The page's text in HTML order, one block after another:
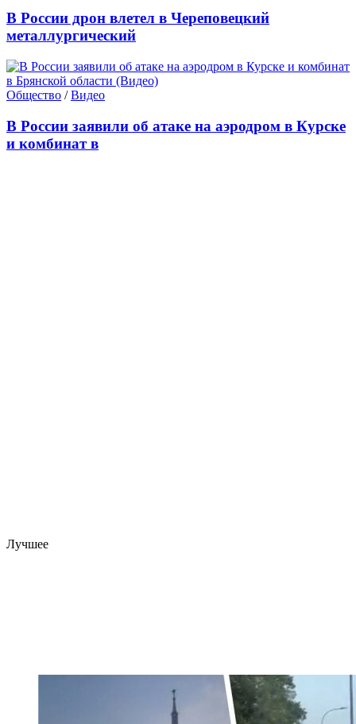
В России дрон влетел в Череповецкий
металлургический
Общество /Видео
В России заявили об атаке на аэродром в Курске
и комбинат в
Лучшее